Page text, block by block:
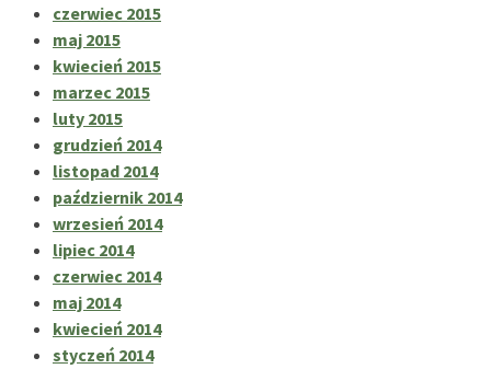
czerwiec 2015
maj 2015
kwiecień 2015
marzec 2015
luty 2015
grudzień 2014
listopad 2014
październik 2014
wrzesień 2014
lipiec 2014
czerwiec 2014
maj 2014
kwiecień 2014
styczeń 2014